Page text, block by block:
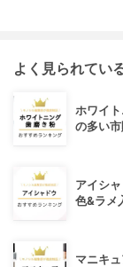
よく見られてい
ホワイ
の多い
アイシ
色&ラメ
マニキ